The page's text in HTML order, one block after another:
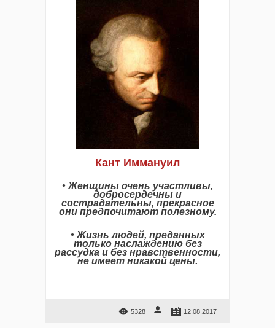
Кант Иммануил
• Женщины очень участливы,
добросердечны и
сострадательны, прекрасное
они предпочитают полезному.
• Жизнь людей, преданных
только наслаждению без
рассудка и без нравственности,
не имеет никакой цены.
5328 12.08.2017